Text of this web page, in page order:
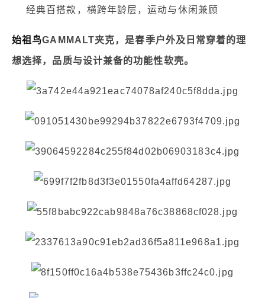
经典百搭款，横跨年龄层，运动与休闲兼顾
始祖鸟GAMMALT夹克，是春季户外及日常穿着的理
想选择，品质与设计兼备的功能性软壳。